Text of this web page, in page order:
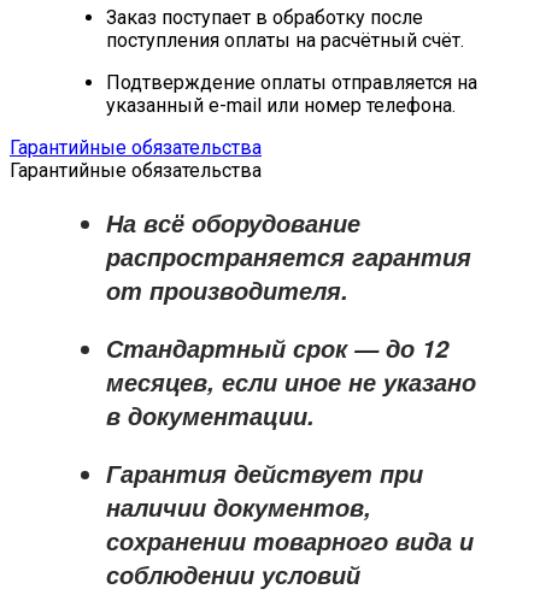
Заказ поступает в обработку после
поступления оплаты на расчётный счёт.
Подтверждение оплаты отправляется на
указанный e-mail или номер телефона.
Гарантийные обязательства
Гарантийные обязательства
На всё оборудование
распространяется гарантия
от производителя.
Стандартный срок — до 12
месяцев, если иное не указано
в документации.
Гарантия действует при
наличии документов,
сохранении товарного вида и
соблюдении условий